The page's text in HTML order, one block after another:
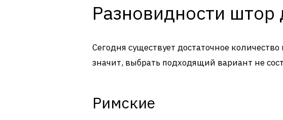
Разновидности штор
Сегодня существует достаточное
значит, выбрать подходящий вариант не
Римские